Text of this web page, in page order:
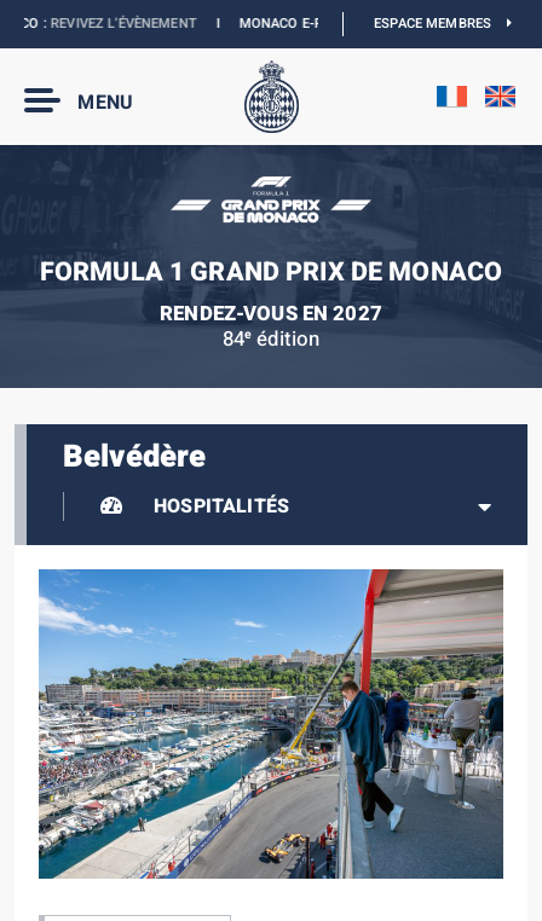
:REVIVEZ L’ÉVÈNEMENTI MONACO E-PRIX 2027 : LES DATES SONT
ESPACE MEMBRES
MENU
FORMULA 1 GRAND PRIX DE MONACO
RENDEZ-VOUS EN 2027
84e édition
Belvédère
HOSPITALITÉS